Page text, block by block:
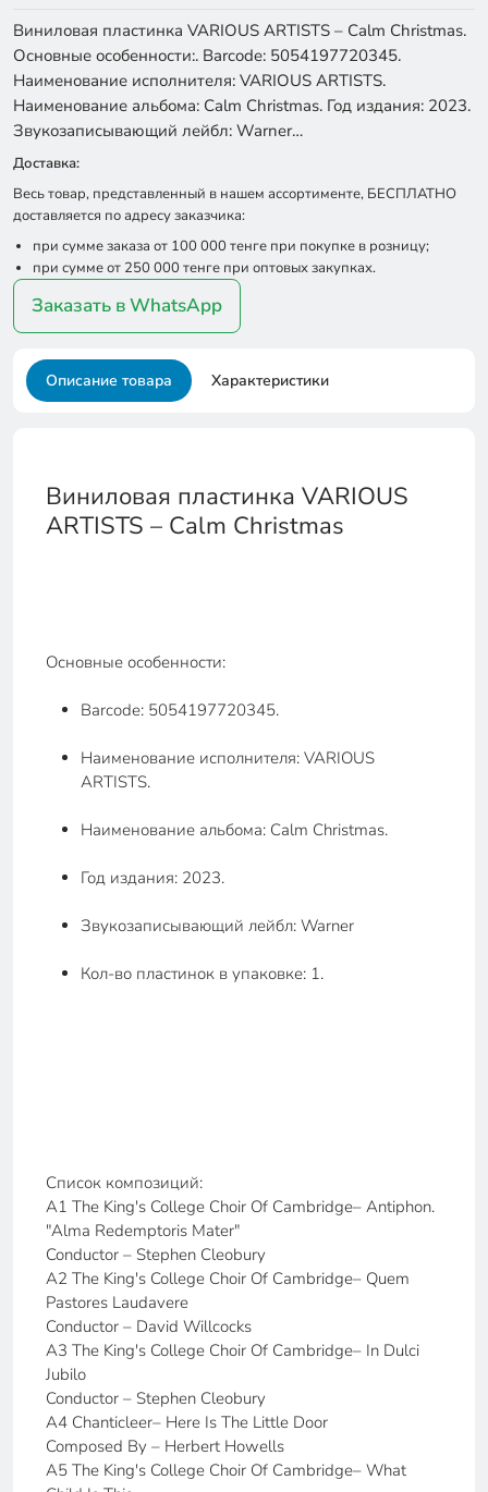
Виниловая пластинка VARIOUS ARTISTS – Calm Christmas.
Основные особенности:. Barcode: 5054197720345.
Наименование исполнителя: VARIOUS ARTISTS.
Наименование альбома: Calm Christmas. Год издания: 2023.
Звукозаписывающий лейбл: Warner…
Доставка:
Весь товар, представленный в нашем ассортименте, БЕСПЛАТНО
доставляется по адресу заказчика:
при сумме заказа от 100 000 тенге при покупке в розницу;
при сумме от 250 000 тенге при оптовых закупках.
Заказать в WhatsApp
Описание товара Характеристики
Виниловая пластинка VARIOUS
ARTISTS – Calm Christmas
Основные особенности:
Barcode: 5054197720345.
Наименование исполнителя: VARIOUS
ARTISTS.
Наименование альбома: Calm Christmas.
Год издания: 2023.
Звукозаписывающий лейбл: Warner
Кол-во пластинок в упаковке: 1.
Список композиций:
A1 The King's College Choir Of Cambridge– Antiphon.
"Alma Redemptoris Mater"
Conductor – Stephen Cleobury
A2 The King's College Choir Of Cambridge– Quem
Pastores Laudavere
Conductor – David Willcocks
A3 The King's College Choir Of Cambridge– In Dulci
Jubilo
Conductor – Stephen Cleobury
A4 Chanticleer– Here Is The Little Door
Composed By – Herbert Howells
A5 The King's College Choir Of Cambridge– What